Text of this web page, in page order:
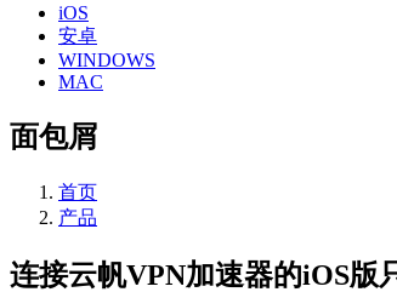
iOS
安卓
WINDOWS
MAC
面包屑
首页
产品
连接云帆VPN加速器的iOS版